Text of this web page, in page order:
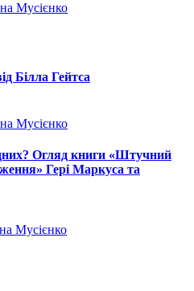
Мусієнко
Білла Гейтса
Мусієнко
Огляд книги «Штучний
Гері Маркуса та
Мусієнко